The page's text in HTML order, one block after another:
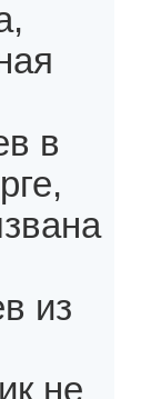
в
из
не